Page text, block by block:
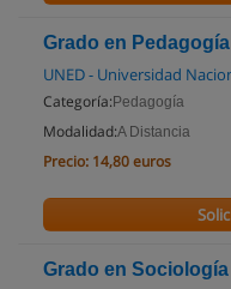
Grado en Pedagogía
UNED - Universidad
Categoría: Pedagogía
Modalidad:A Distancia
Precio: 14,80 euros
Grado en Sociología